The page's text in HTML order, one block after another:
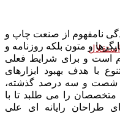
نامفهوم از صنعت چاپ و
و متون بلکه روزنامه و
است و برای شرایط فعلی
با هدف بهبود ابزارهای
شصت و سه درصد گذشته،
را می طلبد تا با
طراحان رایانه ای علی